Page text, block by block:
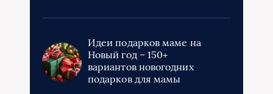
Идеи подарков маме на
Новый год – 150+
вариантов новогодних
подарков для мамы